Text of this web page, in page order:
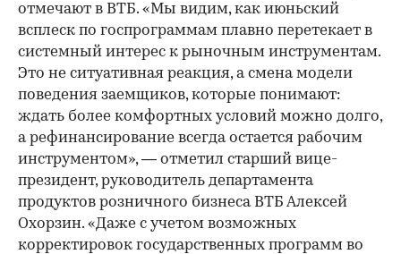
отмечают в ВТБ. «Мы видим, как июньский
всплеск по госпрограммам плавно перетекает в
системный интерес к рыночным инструментам.
Это не ситуативная реакция, а смена модели
поведения заемщиков, которые понимают:
ждать более комфортных условий можно долго,
а рефинансирование всегда остается рабочим
инструментом», — отметил старший вице-
президент, руководитель департамента
продуктов розничного бизнеса ВТБ Алексей
Охорзин. «Даже с учетом возможных
корректировок государственных программ во